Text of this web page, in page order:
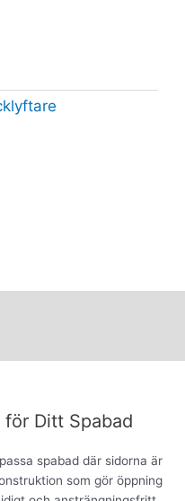
Ditt Spabad
spabad där sidorna är
som gör öppning